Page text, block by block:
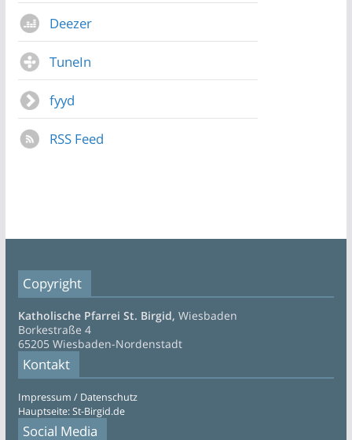
Deezer
TuneIn
fyyd
RSS Feed
Copyright
Katholische Pfarrei St. Birgid, Wiesbaden
Borkestraße 4
65205 Wiesbaden-Nordenstadt
Kontakt
Impressum / Datenschutz
Hauptseite: St-Birgid.de
Social Media